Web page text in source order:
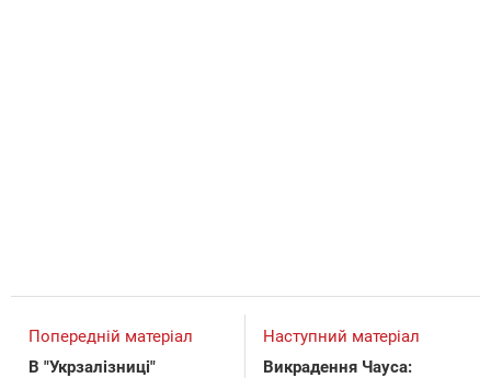
Попередній матеріал
В "Укрзалізниці"
Наступний матеріал
Викрадення Чауса: